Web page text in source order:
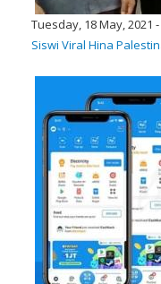
Tuesday, 18 May, 2021 -
Siswi Viral Hina